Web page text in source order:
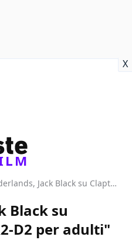
X
Borderlands, Jack Black su Claptrap: "È un R2-D2 per adulti"
Black su
D2 per adulti"